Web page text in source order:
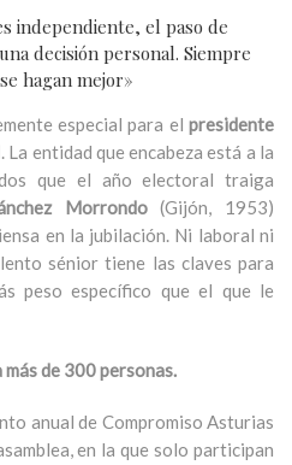
independiente, el paso de
decisión personal. Siempre
hagan mejor»
especial para el presidente
. La entidad que encabeza está a la
que el año electoral traiga
Morrondo(Gijón, 1953)
en la jubilación. Ni laboral ni
sénior tiene las claves para
peso específico que el que le
de 300 personas.
anual de Compromiso Asturias
en la que solo participan